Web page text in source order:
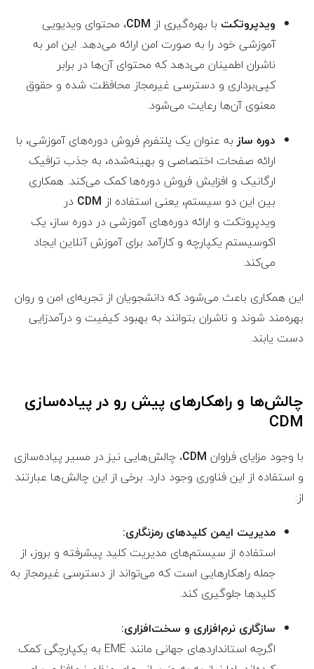
ویدپروتکت با بهره‌گیری از CDM، محتوای ویدیویی
آموزشی خود را به صورت امن ارائه می‌دهد. این امر به
ناشران اطمینان می‌دهد که محتوای آن‌ها در برابر
کپی‌برداری و دسترسی غیرمجاز محافظت شده و حقوق
معنوی آن‌ها رعایت می‌شود.
دوره سازبه عنوان یک پلتفرم فروش دوره‌های آموزشی، با
ارائه صفحات اختصاصی و بهینه‌شده، به جذب ترافیک
ارگانیک و افزایش فروش دوره‌ها کمک می‌کند. همکاری
بین این دو سیستم، یعنی استفاده از CDM در
ویدپروتکت و ارائه دوره‌های آموزشی در دوره ساز، یک
اکوسیستم یکپارچه و کارآمد برای آموزش آنلاین ایجاد
می‌کند.
این همکاری باعث می‌شود که دانشجویان از تجربه‌ای امن و روان
بهره‌مند شوند و ناشران بتوانند به بهبود کیفیت و درآمدزایی
دست یابند.
چالش‌ها و راهکارهای پیش رو در پیاده‌سازی
CDM
با وجود مزایای فراوان CDM، چالش‌هایی نیز در مسیر پیاده‌سازی
و استفاده از این فناوری وجود دارد. برخی از این چالش‌ها عبارتند
از:
مدیریت ایمن کلیدهای رمزنگاری:
استفاده از سیستم‌های مدیریت کلید پیشرفته و بروز، از
جمله راهکارهایی است که می‌تواند از دسترسی غیرمجاز به
کلیدها جلوگیری کند.
سازگاری نرم‌افزاری و سخت‌افزاری:
اگرچه استانداردهای جهانی مانند EME به یکپارچگی کمک